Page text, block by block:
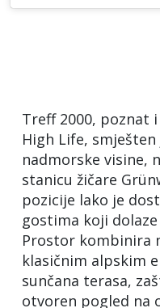
Treff 2000, poznat
High Life,
nadmorske visine,
stanicu žičare
pozicije lako je
gostima koji
Prostor kombinira
klasičnim alpskim
sunčana terasa,
otvoren pogled na